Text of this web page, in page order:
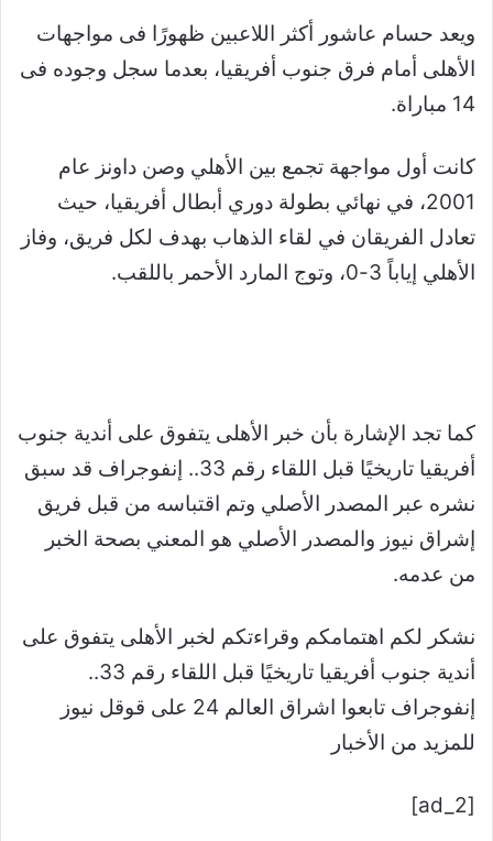
ويعد حسام عاشور أكثر اللاعبين ظهورًا فى مواجهات
الأهلى أمام فرق جنوب أفريقيا، بعدما سجل وجوده فى
14 مباراة
.
كانت أول مواجهة تجمع بين الأهلي وصن داونز عام
2001، في نهائي بطولة دوري أبطال أفريقيا، حيث
تعادل الفريقان في لقاء الذهاب بهدف لكل فريق، وفاز
الأهلي إياباً 3-0، وتوج المارد الأحمر باللقب.
كما تجد الإشارة بأن خبر الأهلى يتفوق على أندية جنوب
أفريقيا تاريخيًا قبل اللقاء رقم 33.. إنفوجراف قد سبق
نشره عبر المصدر الأصلي وتم اقتباسه من قبل فريق
إشراق نيوز والمصدر الأصلي هو المعني بصحة الخبر
من عدمه.
نشكر لكم اهتمامكم وقراءتكم لخبر الأهلى يتفوق على
أندية جنوب أفريقيا تاريخيًا قبل اللقاء رقم 33..
إنفوجراف تابعوا اشراق العالم 24 على قوقل نيوز
للمزيد من الأخبار
[ad_2]